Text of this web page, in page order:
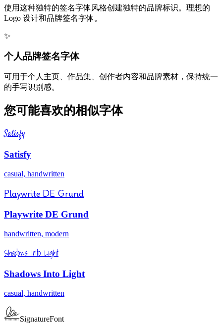
使用这种独特的签名字体风格创建独特的品牌标识。理想的
Logo 设计和品牌签名字体。
✨
个人品牌签名字体
可用于个人主页、作品集、创作者内容和品牌素材，保持统一
的手写识别感。
您可能喜欢的相似字体
Satisfy
Satisfy
casual, handwritten
Playwrite DE Grund
Playwrite DE Grund
handwritten, modern
Shadows Into Light
Shadows Into Light
casual, handwritten
SignatureFont